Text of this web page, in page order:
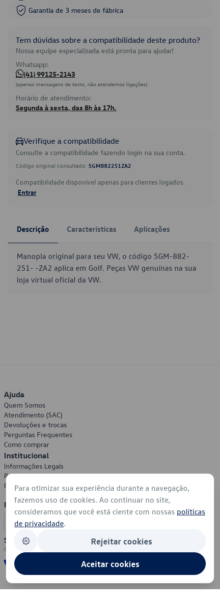
Garantia de 3 meses de fábrica
Tem dúvidas sobre a compatibilidade deste produto?
Nossa equipe especializada está pronta para ajudar!
Whatsapp:
(41) 99125-2143
(apenas mensagens de texto, não atendemos ligações)
Horário de atendimento:
Segunda à sexta, das 8h às 17h.
Verifique a compatibilidade
Consulte a compatibilidade fazendo login na sua conta.
Código original consultado: 5GM882251ZA2
Compatibilidade disponível apenas para clientes logados.
Entrar
Descrição Características Aplicações
Manopla original para seu VW, o código 5GM-882-
251- -ZA2 aplica em Golf. Peças VW genuínas na sua
loja virtual oficial da VW.
Ajuda
Quem Somos
Atendimento (SAC)
Devoluções e trocas
Perguntas Frequentes
Como comprar
Institucional
Informações Legais
Política de Privacidade
Política de Cookies
Formas de Pagamento
Segurança
Para otimizar sua experiência durante a navegação,
fazemos uso de cookies. Ao continuar no site,
consideramos que você está ciente com nossas políticas
de privacidade.
Rejeitar cookies
Aceitar cookies